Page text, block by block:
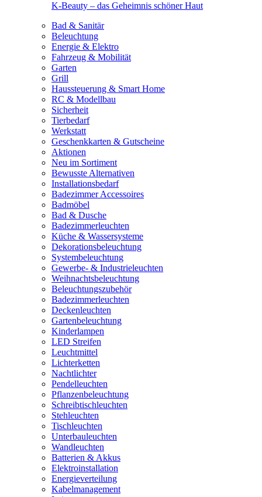
K-Beauty – das Geheimnis schöner Haut
Bad & Sanitär
Beleuchtung
Energie & Elektro
Fahrzeug & Mobilität
Garten
Grill
Haussteuerung & Smart Home
RC & Modellbau
Sicherheit
Tierbedarf
Werkstatt
Geschenkkarten & Gutscheine
Aktionen
Neu im Sortiment
Bewusste Alternativen
Installationsbedarf
Badezimmer Accessoires
Badmöbel
Bad & Dusche
Badezimmerleuchten
Küche & Wassersysteme
Dekorationsbeleuchtung
Systembeleuchtung
Gewerbe- & Industrieleuchten
Weihnachtsbeleuchtung
Beleuchtungszubehör
Badezimmerleuchten
Deckenleuchten
Gartenbeleuchtung
Kinderlampen
LED Streifen
Leuchtmittel
Lichterketten
Nachtlichter
Pendelleuchten
Pflanzenbeleuchtung
Schreibtischleuchten
Stehleuchten
Tischleuchten
Unterbauleuchten
Wandleuchten
Batterien & Akkus
Elektroinstallation
Energieverteilung
Kabelmanagement